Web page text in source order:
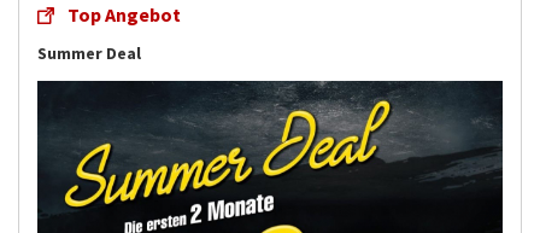
Top Angebot
Summer Deal